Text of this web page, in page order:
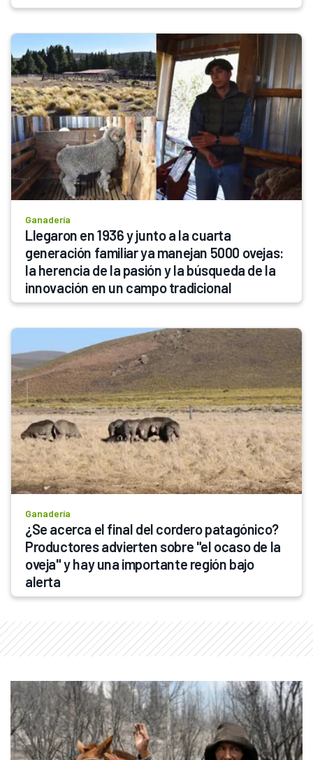
Ganadería
Llegaron en 1936 y junto a la cuarta
generación familiar ya manejan 5000 ovejas:
la herencia de la pasión y la búsqueda de la
innovación en un campo tradicional
Ganadería
¿Se acerca el final del cordero patagónico?
Productores advierten sobre "el ocaso de la
oveja" y hay una importante región bajo
alerta